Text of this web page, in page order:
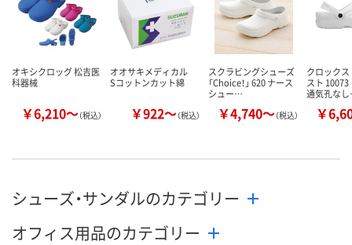
カゴへ カゴへ カ
オキシクロッグ 松吉医
科器械
￥6,210～（税込）
オオサキメディカル
Sコットンカット綿
￥922～（税込）
スクラビングシューズ
「Choice！」 620 ナース
シュー…
￥4,740～（税込）
クロック
スト 10073
通気孔な
￥
シューズ・サンダルのカテゴリー
オフィス用品のカテゴリー